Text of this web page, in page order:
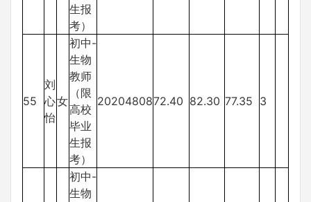
生报
考）
55
刘
心
怡
女
初中-
生物
教师
（限
高校
毕业
生报
考）
2020480872.40 82.30 77.35 3
初中-
生物